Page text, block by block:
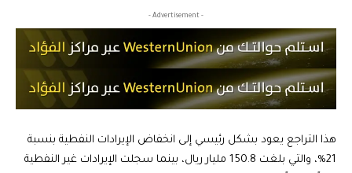
- Advertisement -
هذا التراجع يعود بشكل رئيسي إلى انخفاض الإيرادات النفطية بنسبة
21%، والتي بلغت 150.8 مليار ريال، بينما سجلت الإيرادات غير النفطية